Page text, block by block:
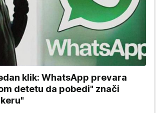
klik: WhatsApp prevara
detetu da pobedi" znači